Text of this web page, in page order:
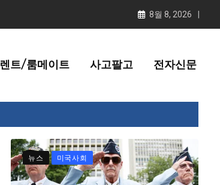
8월 8, 2026
렌트/룸메이트 사고팔고 전자신문
뉴스 미국사회